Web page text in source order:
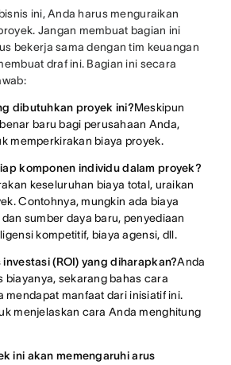
ini, Anda harus menguraikan
Jangan membuat bagian ini
bekerja sama dengan tim keuangan
draf ini. Bagian ini secara
dibutuhkan proyek ini?Meskipun
baru bagi perusahaan Anda,
memperkirakan biaya proyek.
komponen individu dalam proyek?
keseluruhan biaya total, uraikan
Contohnya, mungkin ada biaya
sumber daya baru, penyediaan
kompetitif, biaya agensi, dll.
(ROI) yang diharapkan?Anda
biayanya, sekarang bahas cara
mendapat manfaat dari inisiatif ini.
menjelaskan cara Anda menghitung
ini akan memengaruhi arus